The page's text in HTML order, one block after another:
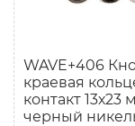
WAVE+406
краевая
контакт 13х23
черный